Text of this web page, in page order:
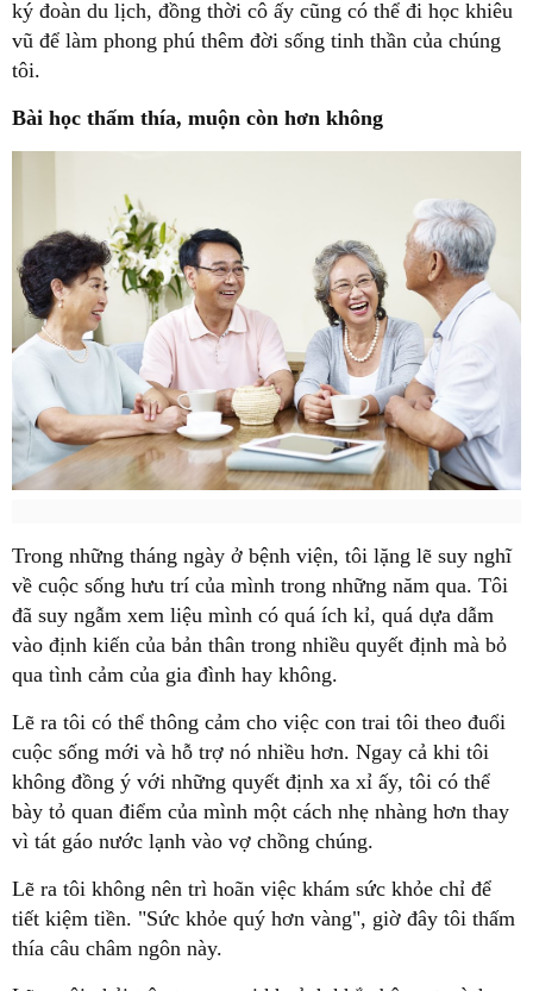
ký đoàn du lịch, đồng thời cô ấy cũng có thể đi học khiêu
vũ để làm phong phú thêm đời sống tinh thần của chúng
tôi.
Bài học thấm thía, muộn còn hơn không
Trong những tháng ngày ở bệnh viện, tôi lặng lẽ suy nghĩ
về cuộc sống hưu trí của mình trong những năm qua. Tôi
đã suy ngẫm xem liệu mình có quá ích kỉ, quá dựa dẫm
vào định kiến của bản thân trong nhiều quyết định mà bỏ
qua tình cảm của gia đình hay không.
Lẽ ra tôi có thể thông cảm cho việc con trai tôi theo đuổi
cuộc sống mới và hỗ trợ nó nhiều hơn. Ngay cả khi tôi
không đồng ý với những quyết định xa xỉ ấy, tôi có thể
bày tỏ quan điểm của mình một cách nhẹ nhàng hơn thay
vì tát gáo nước lạnh vào vợ chồng chúng.
Lẽ ra tôi không nên trì hoãn việc khám sức khỏe chỉ để
tiết kiệm tiền. "Sức khỏe quý hơn vàng", giờ đây tôi thấm
thía câu châm ngôn này.